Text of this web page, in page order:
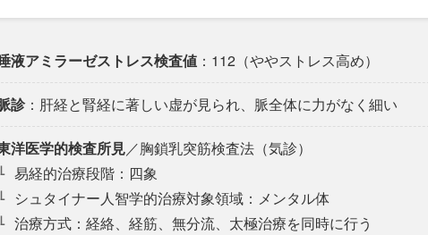
液アミラーゼストレス検査値 ：112（ややストレス高め）
診：肝経と腎経に著しい虚が見られ、脈全体に力がなく細い
洋医学的検査所見／胸鎖乳突筋検査法（気診）
易経的治療段階：四象
シュタイナー人智学的治療対象領域：メンタル体
治療方式：経絡、経筋、無分流、太極治療を同時に行う